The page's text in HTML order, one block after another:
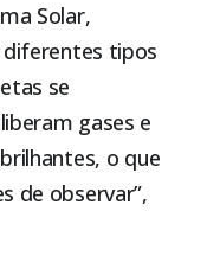
Solar,
tipos
se
gases e
o que
de observar”,